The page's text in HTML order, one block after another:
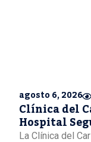
agosto 6, 2026
Clínica del
Hospital
La Clínica del